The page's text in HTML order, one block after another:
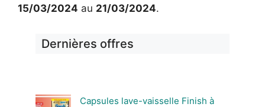
15/03/2024 au 21/03/2024.
Dernières offres
Capsules lave-vaisselle Finish à